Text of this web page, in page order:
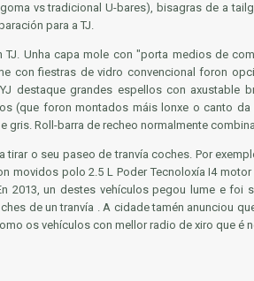
vs tradicional U-bares), bisagras de a
para a TJ.
Unha capa mole con "porta medios de
con fiestras de vidro convencional foron
destaque grandes espellos con
(que foron montados máis lonxe o canto
gris. Roll-barra de recheo normalmente
o seu paseo de tranvía coches. Por
movidos polo 2.5 L Poder Tecnoloxía I4
2013, un destes vehículos pegou lume e
de un tranvía . A cidade tamén anunciou
os vehículos con mellor radio de xiro que